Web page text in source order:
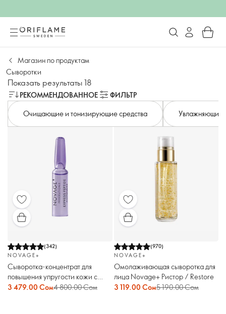
Магазин по продуктам
Сыворотки
Показать результаты 18
РЕКОММЕНДОВАННОЕ
ФИЛЬТР
Очищающие и тонизирующие средства
Увлажняющие
(342)
NOVAGE+
Сыворотка-концентрат для
повышения упругости кожи с
пептидами Novage+
3 479.00 Сом4 800.00 Сом
(970)
NOVAGE+
Омолаживающая сыворотка для
лица Novage+ Ристор / Restore
3 119.00 Сом5 190.00 Сом